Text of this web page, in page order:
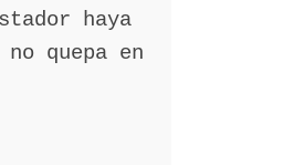
haya
quepa en